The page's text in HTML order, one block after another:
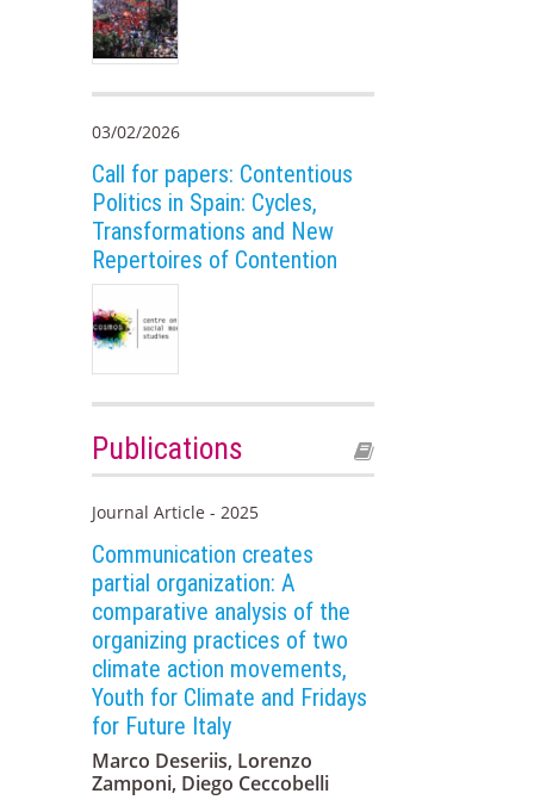
03/02/2026
Call for papers: Contentious
Politics in Spain: Cycles,
Transformations and New
Repertoires of Contention
Publications
Journal Article - 2025
Communication creates
partial organization: A
comparative analysis of the
organizing practices of two
climate action movements,
Youth for Climate and Fridays
for Future Italy
Marco Deseriis, Lorenzo
Zamponi, Diego Ceccobelli